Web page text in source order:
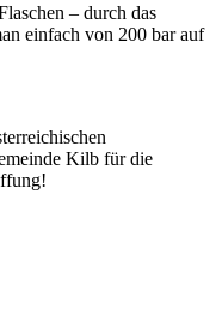
– durch das
einfach von 200 bar auf
Kilb für die